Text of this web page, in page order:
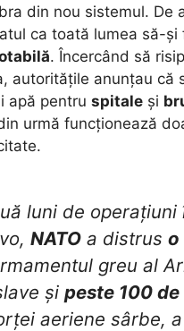
din nou sistemul. De
ca toată lumea să-și
. Încercând să
autoritățile anunțau că
apă pentru spitale și
urmă funcționează
luni de operațiuni
NATO a distrus o
greu al
și peste 100
aeriene sârbe,